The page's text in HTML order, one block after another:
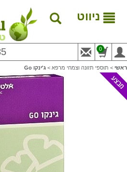
ניווט
0
ראשי > תוספי תזונה וצמחי מרפא > ג'ינקו Go